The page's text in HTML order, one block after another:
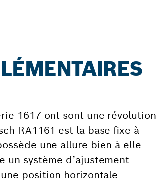
1617 ont sont une révolution
RA1161 est la base fixe à
une allure bien à elle
un système d’ajustement
position horizontale